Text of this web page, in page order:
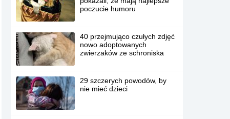
poczucie humoru
40 przejmująco czułych zdjęć
nowo adoptowanych
zwierzaków ze schroniska
29 szczerych powodów, by
nie mieć dzieci